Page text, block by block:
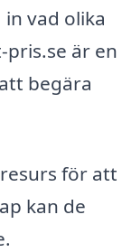
vad olika
är en
begära
för att
kan de